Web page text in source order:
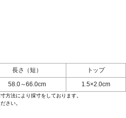
長さ（短）
トップ
58.0～66.0cm 1.5×2.0cm
方法により採寸をしております。
さい。